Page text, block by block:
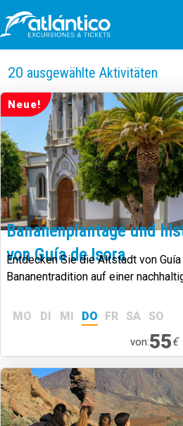
20 ausgewählte Aktivitäten
Neue!
Bananenplantage und
von Guía de Isora
Entdecken Sie die Altstadt von
Bananentradition auf einer
MO DI MI DO FR SA SO
von:55€